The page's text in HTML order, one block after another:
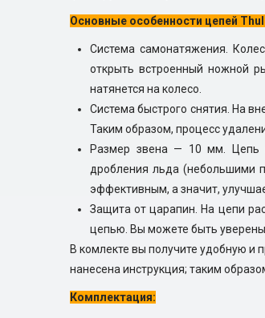
Основные особенности цепей
Система самонатяжения.
открыть встроенный ножной
натянется на колесо.
Система быстрого снятия. На
Таким образом, процесс
Размер звена — 10 мм. Цепь
дробления льда (небольшими
эффективным, а значит,
Защита от царапин. На цепи
цепью. Вы можете быть
В комлекте вы получите удобную и
нанесена инструкция; таким
Комплектация: